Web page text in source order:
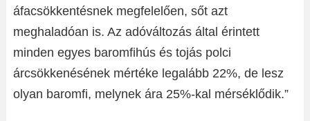
áfacsökkentésnek megfelelően, sőt azt
meghaladóan is. Az adóváltozás által érintett
minden egyes baromfihús és tojás polci
árcsökkenésének mértéke legalább 22%, de lesz
olyan baromfi, melynek ára 25%-kal mérséklődik.”